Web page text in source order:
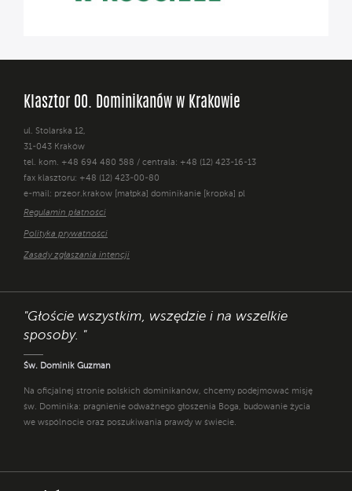
Klasztor OO. Dominikanów w Krakowie
ul. Stolarska 12,
31-043 Kraków
tel. kom. +48 694 480 588 / centrala: +48 (12) 423-16-13
fax klasztoru: +48 (12) 423-00-80
e-mail: przeor.krakow [małpka] dominikanie [kropka] pl
Regulamin płatności
Polityka prywatności
Zasady zgłaszania intencji
"Głoście wszystkim, wszędzie i na wszelkie
sposoby. "
Św. Dominik Guzman
Na oficjalnej stronie polskich dominikanów, chcemy podejmować misję
św. Dominika: pragnienie odważnego głoszenia Boga, budowanie życia
we wspólnocie oraz poszukiwania prawdy w świecie.